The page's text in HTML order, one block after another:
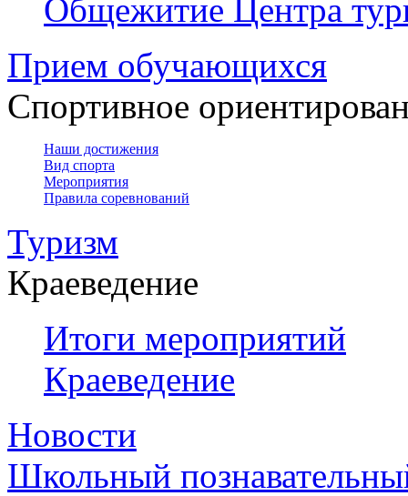
Общежитие Центра
Прием обучающихся
Спортивное
Наши достижения
Вид спорта
Мероприятия
Правила соревнований
Туризм
Краеведение
Итоги мероприятий
Краеведение
Новости
Школьный